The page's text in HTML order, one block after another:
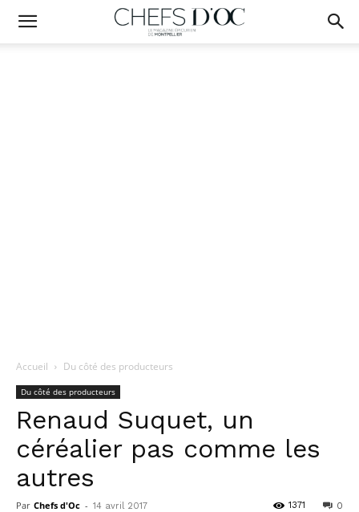
Accueil Du côté des producteurs
Du côté des producteurs
Renaud Suquet, un
céréalier pas comme les
autres
Par Chefs d'Oc - 14 avril 2017 0
1371